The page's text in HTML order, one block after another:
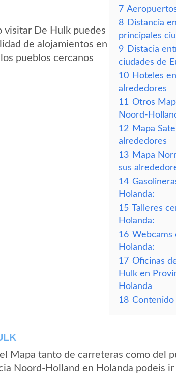
visitar De Hulk puedes
de alojamientos en
pueblos cercanos
7
8 Distancia
principales
9 Distacia
ciudades de
10 Hoteles
alrededores
11 Otros
Noord-
12 Mapa
alrededores
13 Mapa
sus
14
Holanda:
15 Talleres
Holanda:
16 Webcams
Holanda:
17 Oficinas
Hulk en
Holanda
18 Contenido
Mapa tanto de carreteras como del
Noord-Holland en Holanda podeis